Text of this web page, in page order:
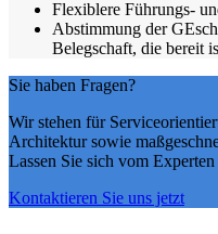
Flexiblere Führungs-
Abstimmung der
Belegschaft, die bereit
Sie haben Fragen?
Wir stehen für
Architektur sowie
Lassen Sie sich vom
Kontaktieren Sie uns jetzt